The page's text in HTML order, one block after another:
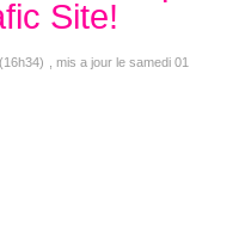
Site!
, mis a jour le samedi 01